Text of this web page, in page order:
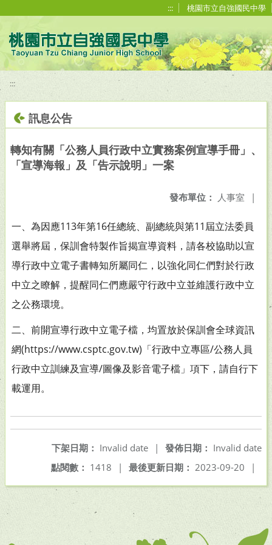
::: 桃園市立自強國民中學
:::
訊息公告
轉知有關「公務人員行政中立實務案例宣導手冊」、
「宣導海報」及「告示說明」一案
發布單位： 人事室 |
一、為因應113年第16任總統、副總統與第11屆立法委員
選舉將屆，保訓會特製作旨揭宣導資料，請各校協助以宣
導行政中立電子書轉知所屬同仁，以強化同仁們對於行政
中立之瞭解，提醒同仁們應嚴守行政中立並維護行政中立
之公務環境。
二、前開宣導行政中立電子檔，均置放於保訓會全球資訊
網(https://www.csptc.gov.tw)「行政中立專區/公務人員
行政中立訓練及宣導/圖像及影音電子檔」項下，請自行下
載運用。
發佈日期： Invalid date
下架日期： Invalid date
|
最後更新日期： 2023-09-20 |
點閱數： 1418 |